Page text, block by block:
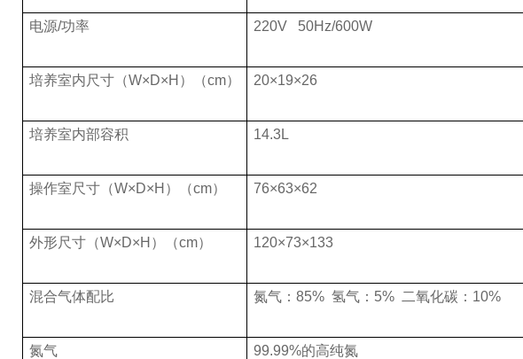
电源/功率 220V 50Hz/600W
培养室内尺寸（W×D×H ）（cm） 20×19×26
培养室内部容积 14.3L
操作室尺寸（W×D×H ）（cm） 76×63×62
外形尺寸（W×D×H ）（cm） 120×73×133
混合气体配比 氮气： 85% 氢气： 5% 二氧化碳： 10%
氮气 99.99%的高纯氮